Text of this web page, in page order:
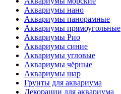
Аквариумы нано
Аквариумы панорамные
Аквариумы прямоугольные
Аквариумы Рио
Аквариумы синие
Аквариумы угловые
Аквариумы чёрные
Аквариумы шар
Грунты для аквариума
Декорации для аквариума